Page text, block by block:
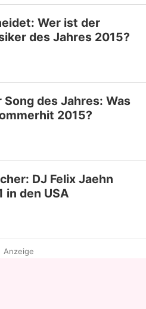
Wer ist der
des Jahres 2015?
des Jahres: Was
2015?
DJ Felix Jaehn
in den USA
Anzeige